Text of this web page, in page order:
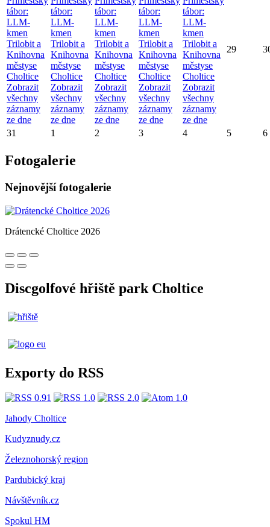
tábor:
LLM-
kmen
Trilobit a
Knihovna
městyse
Choltice
Zobrazit
všechny
záznamy
ze dne
tábor:
LLM-
kmen
Trilobit a
Knihovna
městyse
Choltice
Zobrazit
všechny
záznamy
ze dne
tábor:
LLM-
kmen
Trilobit a
Knihovna
městyse
Choltice
Zobrazit
všechny
záznamy
ze dne
tábor:
LLM-
kmen
Trilobit a
Knihovna
městyse
Choltice
Zobrazit
všechny
záznamy
ze dne
tábor:
LLM-
kmen
Trilobit a
Knihovna
městyse
Choltice
Zobrazit
všechny
záznamy
ze dne
29
31 1 2 3 4 5 6
Fotogalerie
Nejnovější fotogalerie
Drátencké Choltice 2026
Discgolfové hřiště park Choltice
Exporty do RSS
Jahody Choltice
Kudyznudy.cz
Železnohorský region
Pardubický kraj
Návštěvník.cz
Spokul HM